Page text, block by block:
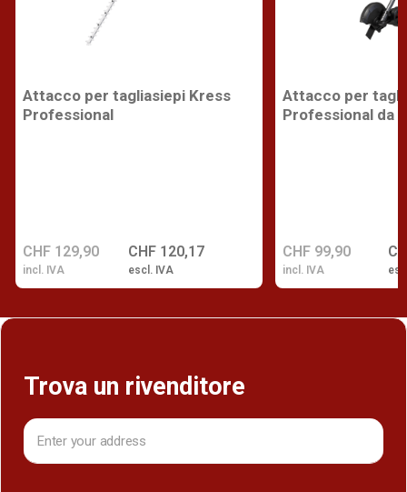
Attacco per tagliasiepi Kress
Professional
CHF 120,17
escl. IVA
CHF 129,90
incl. IVA
Attacco per
Professional da
CHF 99,90
incl. IVA
Trova un rivenditore